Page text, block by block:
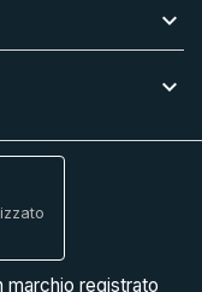


marchio registrato